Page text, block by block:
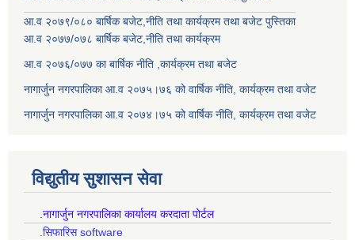
आ.व २०७९/०८० बार्षिक बजेट,नीति तथा कार्यक्रम तथा बजेट पुस्तिका
आ.व २०७७/०७८ बार्षिक बजेट,नीति तथा कार्यक्रम
आ.व २०७६/०७७ का बार्षिक नीति ,कार्यक्रम तथा बजेट
नागार्जुन नगरपालिका आ.व २०७५।७६ को वार्षिक नीति, कार्यक्रम तथा वजेट
नागार्जुन नगरपालिका आ.व २०७४।७५ को वार्षिक नीति, कार्यक्रम तथा वजेट
विद्युतीय सुशासन सेवा
.नागार्जुन नगरपालिका कार्यालय करदाता पोर्टल
.सिफारिस software